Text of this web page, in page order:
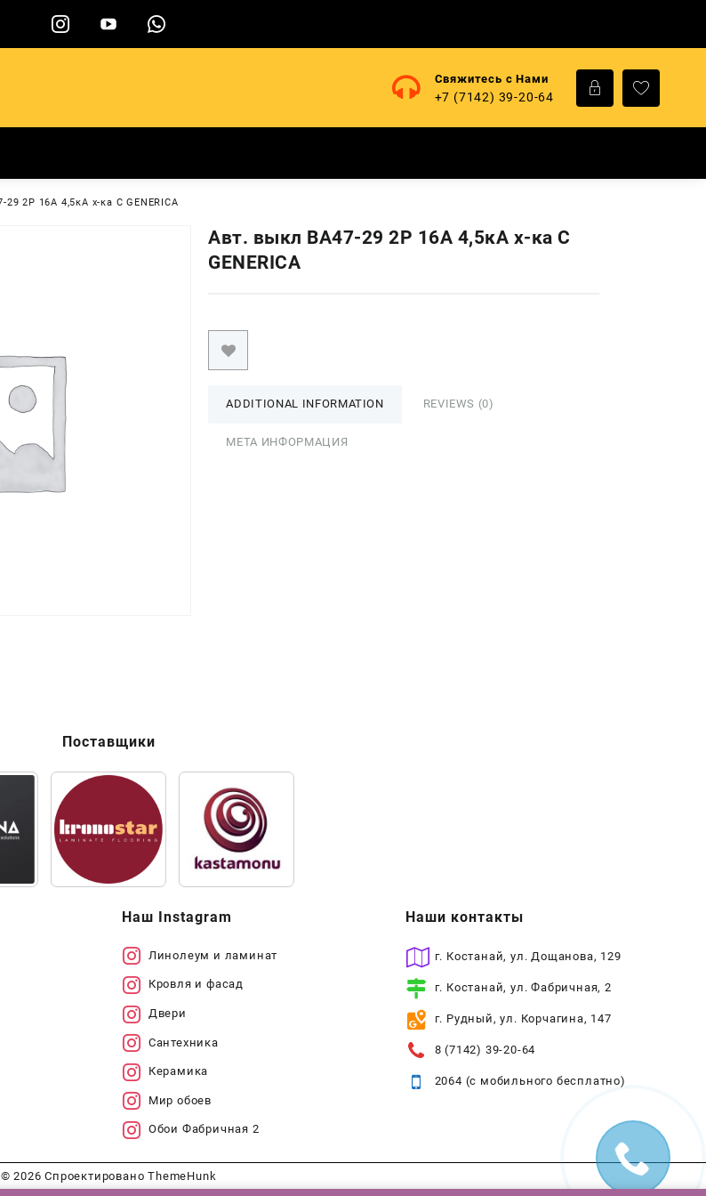
Свяжитесь с Нами
+7 (7142) 39-20-64
2Р 16А 4,5кА х-ка С GENERICA
Авт. выкл ВА47-29 2Р 16А 4,5кА х-ка С
GENERICA
ADDITIONAL INFORMATION REVIEWS (0)
МЕТА ИНФОРМАЦИЯ
Поставщики
Наш Instagram
Линолеум и ламинат
Кровля и фасад
Двери
Сантехника
Керамика
Мир обоев
Обои Фабричная 2
Наши контакты
г. Костанай, ул. Дощанова, 129
г. Костанай, ул. Фабричная, 2
г. Рудный, ул. Корчагина, 147
8 (7142) 39-20-64
2064 (с мобильного бесплатно)
© 2026Спроектировано ThemeHunk